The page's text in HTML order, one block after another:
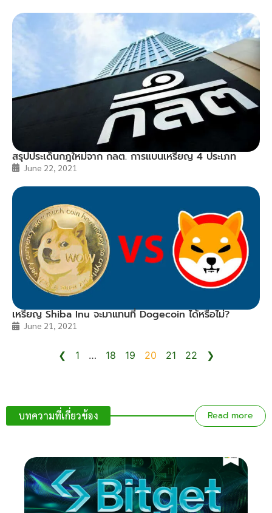
สรุปประเด็นกฎใหม่จาก กลต. การแบนเหรียญ 4 ประเภท
June 22, 2021
เหรียญ Shiba Inu จะมาแทนที่ Dogecoin ได้หรือไม่?
June 21, 2021
❮ 1 … 18 19 20 21 22 ❯
บทความที่เกี่ยวข้อง Read more